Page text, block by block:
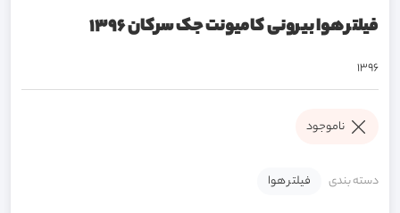
فیلتر هوا بیرونی کامیونت جک سرکان 1396
1396
ناموجود
دسته بندی فیلتر هوا